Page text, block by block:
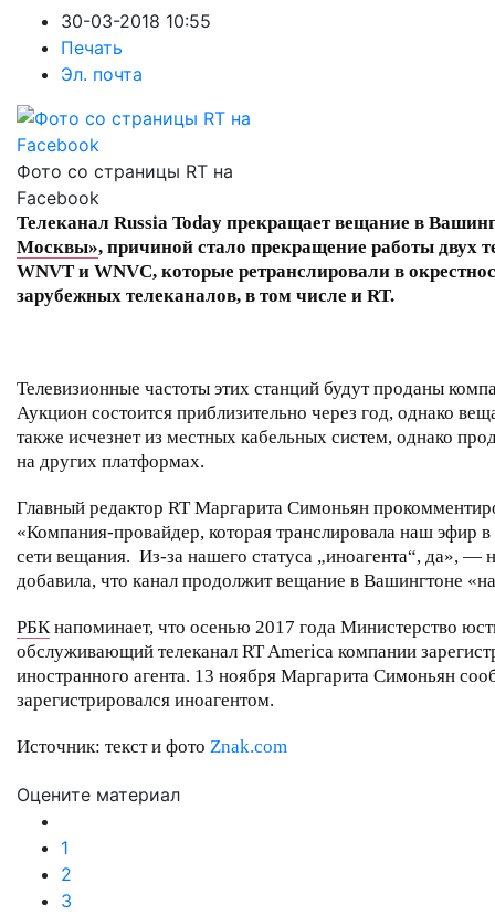
30-03-2018 10:55
Печать
Эл. почта
Фото со страницы RT на
Facebook
Телеканал Russia Today прекращает вещание в
Москвы», причиной стало прекращение работы двух
WNVT и WNVC, которые ретранслировали в
зарубежных телеканалов, в том числе и RT.
Телевизионные частоты этих станций будут проданы
Аукцион состоится приблизительно через год, однако
также исчезнет из местных кабельных систем, однако
на других платформах.
Главный редактор RT Маргарита Симоньян
«Компания-провайдер, которая транслировала наш эфир
сети вещания. Из-за нашего статуса „иноагента“, да», —
добавила, что канал продолжит вещание в Вашингтоне
РБКнапоминает, что осенью 2017 года Министерство
обслуживающий телеканал RT America компании
иностранного агента. 13 ноября Маргарита Симоньян
зарегистрировался иноагентом.
Источник: текст и фото Znak.com
Оцените материал
1
2
3